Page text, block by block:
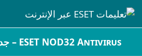
ESET NOD32 Antivirus – جدول المحتويات